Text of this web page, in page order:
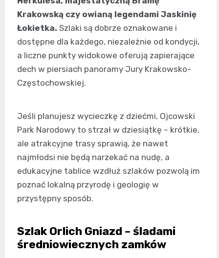
Krakowską czy owianą legendami Jaskinię
Łokietka. Szlaki są dobrze oznakowane i
dostępne dla każdego, niezależnie od kondycji,
a liczne punkty widokowe oferują zapierające
dech w piersiach panoramy Jury Krakowsko-
Częstochowskiej.
Jeśli planujesz wycieczkę z dziećmi, Ojcowski
Park Narodowy to strzał w dziesiątkę – krótkie,
ale atrakcyjne trasy sprawią, że nawet
najmłodsi nie będą narzekać na nudę, a
edukacyjne tablice wzdłuż szlaków pozwolą im
poznać lokalną przyrodę i geologię w
przystępny sposób.
Szlak Orlich Gniazd – śladami
średniowiecznych zamków